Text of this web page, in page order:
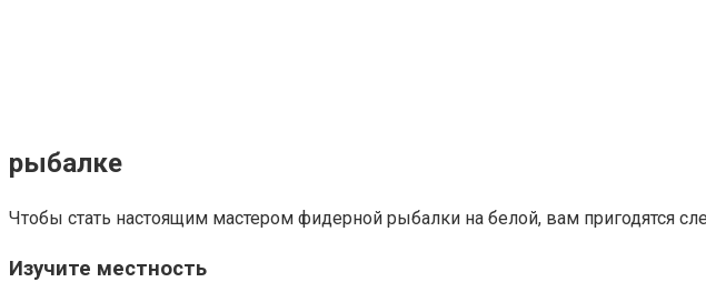
рыбалке
Чтобы стать настоящим мастером фидерной рыбалки на белой, вам пригодятся
Изучите местность